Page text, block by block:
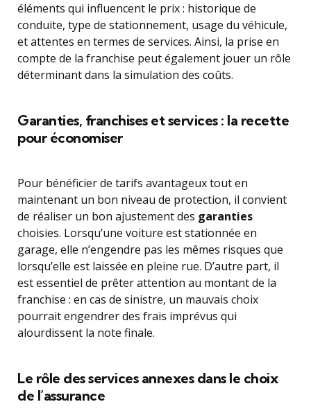
éléments qui influencent le prix : historique de
conduite, type de stationnement, usage du véhicule,
et attentes en termes de services. Ainsi, la prise en
compte de la franchise peut également jouer un rôle
déterminant dans la simulation des coûts.
Garanties, franchises et services : la recette
pour économiser
Pour bénéficier de tarifs avantageux tout en
maintenant un bon niveau de protection, il convient
de réaliser un bon ajustement des garanties
choisies. Lorsqu’une voiture est stationnée en
garage, elle n’engendre pas les mêmes risques que
lorsqu’elle est laissée en pleine rue. D’autre part, il
est essentiel de prêter attention au montant de la
franchise : en cas de sinistre, un mauvais choix
pourrait engendrer des frais imprévus qui
alourdissent la note finale.
Le rôle des services annexes dans le choix
de l’assurance